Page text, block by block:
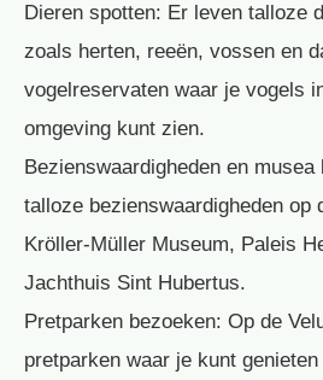
Dieren spotten: Er leven talloze
zoals herten, reeën, vossen en
vogelreservaten waar je vogels
omgeving kunt zien.
Bezienswaardigheden en
talloze bezienswaardigheden op
Kröller-Müller Museum, Paleis
Jachthuis Sint Hubertus.
Pretparken bezoeken: Op de
pretparken waar je kunt